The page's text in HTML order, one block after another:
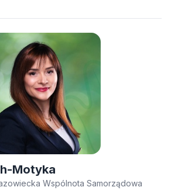
Motyka
Wspólnota Samorządowa